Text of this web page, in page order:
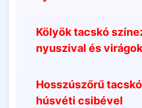
Kölyök tacskó
nyuszival és
Hosszúszőrű
húsvéti csibével